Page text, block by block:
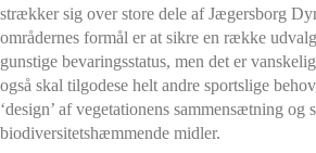
strækker sig over store dele af Jægersborg
områdernes formål er at sikre en række
gunstige bevaringsstatus, men det er
også skal tilgodese helt andre sportslige
‘design’ af vegetationens sammensætning og
biodiversitetshæmmende midler.